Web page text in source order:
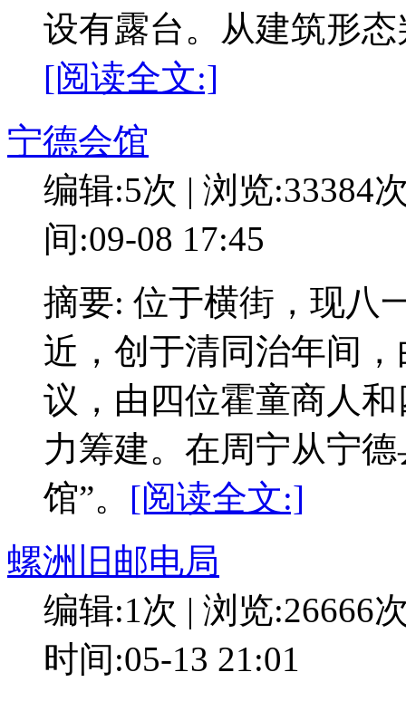
设有露台。从建筑形
[阅读全文:]
宁德会馆
编辑:5次 | 浏览:33384
间:09-08 17:45
摘要: 位于横街，现八
近，创于清同治年间
议，由四位霍童商人
力筹建。在周宁从宁
馆”。 [阅读全文:]
螺洲旧邮电局
编辑:1次 | 浏览:26666
时间:05-13 21:01